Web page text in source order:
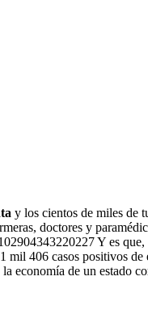
y los cientos de miles de
doctores y
Y es
mil 406 casos positivos de
economía de un estado